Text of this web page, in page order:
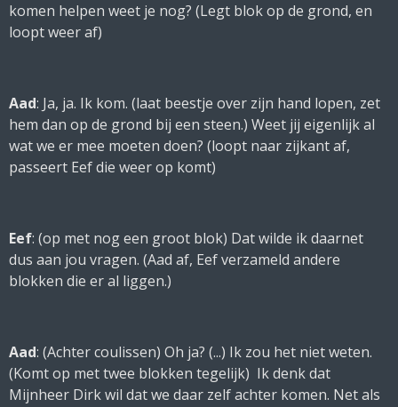
komen helpen weet je nog? (Legt blok op de grond, en
loopt weer af)
Aad: Ja, ja. Ik kom. (laat beestje over zijn hand lopen, zet
hem dan op de grond bij een steen.) Weet jij eigenlijk al
wat we er mee moeten doen? (loopt naar zijkant af,
passeert Eef die weer op komt)
Eef: (op met nog een groot blok) Dat wilde ik daarnet
dus aan jou vragen. (Aad af, Eef verzameld andere
blokken die er al liggen.)
Aad: (Achter coulissen) Oh ja? (...) Ik zou het niet weten.
(Komt op met twee blokken tegelijk) Ik denk dat
Mijnheer Dirk wil dat we daar zelf achter komen. Net als